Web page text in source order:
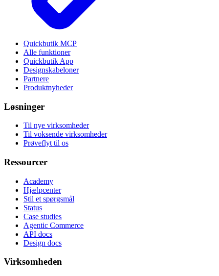
Quickbutik MCP
Alle funktioner
Quickbutik App
Designskabeloner
Partnere
Produktnyheder
Løsninger
Til nye virksomheder
Til voksende virksomheder
Prøveflyt til os
Ressourcer
Academy
Hjælpcenter
Stil et spørgsmål
Status
Case studies
Agentic Commerce
API docs
Design docs
Virksomheden